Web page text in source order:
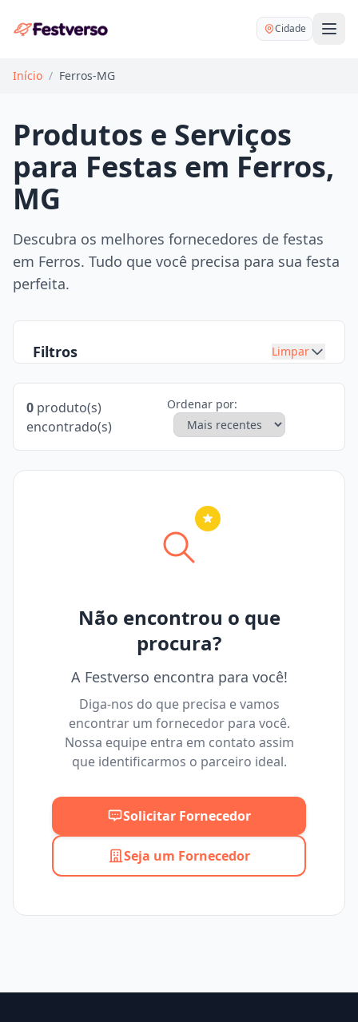
Cidade
Balões delivery
Pegue e Monte
Festa na mesa
Buffet
Início / Ferros-MG
Produtos e Serviços
para Festas em Ferros,
MG
Descubra os melhores fornecedores de festas
em Ferros. Tudo que você precisa para sua festa
perfeita.
Filtros Limpar
Máximo
0 produto(s)
encontrado(s)
Ordenar por:
Não encontrou o que
procura?
A Festverso encontra para você!
Diga-nos do que precisa e vamos
encontrar um fornecedor para você.
Nossa equipe entra em contato assim
que identificarmos o parceiro ideal.
Solicitar Fornecedor
Seja um Fornecedor